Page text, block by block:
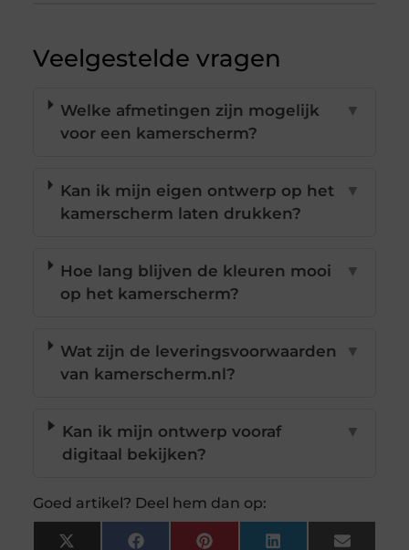
Veelgestelde vragen
Welke afmetingen zijn mogelijk
voor een kamerscherm?
▼
Kan ik mijn eigen ontwerp op het
kamerscherm laten drukken?
▼
Hoe lang blijven de kleuren mooi
op het kamerscherm?
▼
Wat zijn de leveringsvoorwaarden
van kamerscherm.nl?
▼
Kan ik mijn ontwerp vooraf
digitaal bekijken?
▼
Goed artikel? Deel hem dan op: